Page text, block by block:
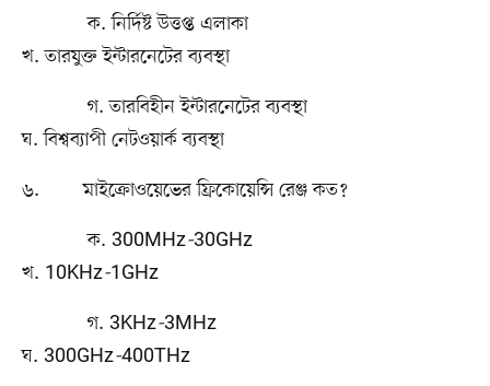
ক. নির্দিষ্ট উত্তপ্ত এলাকা
খ. তারযুক্ত ইন্টারনেটের ব্যবস্থা
গ. তারবিহীন ইন্টারনেটের ব্যবস্থা
ঘ. বিশ্বব্যাপী নেটওয়ার্ক ব্যবস্থা
৬. মাইক্রোওয়েভের ফ্রিকোয়েন্সি রেঞ্জ কত?
ক. 300MHz-30GHz
খ. 10KHz-1GHz
গ. 3KHz-3MHz
ঘ. 300GHz-400THz